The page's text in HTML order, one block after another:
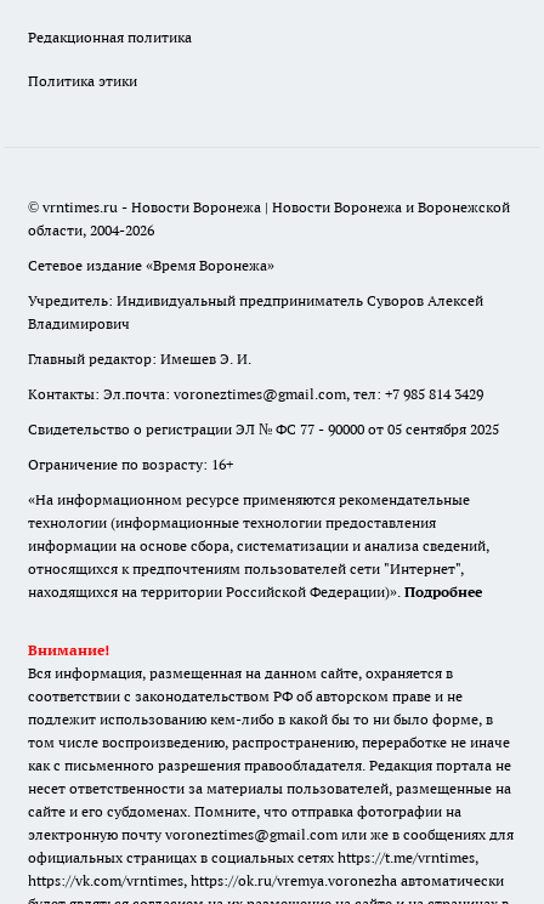
Редакционная политика
Политика этики
© vrntimes.ru - Новости Воронежа | Новости Воронежа и Воронежской
области, 2004-2026
Сетевое издание «Время Воронежа»
Учредитель: Индивидуальный предприниматель Суворов Алексей
Владимирович
Главный редактор: Имешев Э. И.
Контакты: Эл.почта: voroneztimes@gmail.com, тел: +7 985 814 3429
Свидетельство о регистрации ЭЛ № ФС 77 - 90000 от 05 сентября 2025
Ограничение по возрасту: 16+
«На информационном ресурсе применяются рекомендательные
технологии (информационные технологии предоставления
информации на основе сбора, систематизации и анализа сведений,
относящихся к предпочтениям пользователей сети "Интернет",
находящихся на территории Российской Федерации)». Подробнее
Внимание!
Вся информация, размещенная на данном сайте, охраняется в
соответствии с законодательством РФ об авторском праве и не
подлежит использованию кем-либо в какой бы то ни было форме, в
том числе воспроизведению, распространению, переработке не иначе
как с письменного разрешения правообладателя. Редакция портала не
несет ответственности за материалы пользователей, размещенные на
сайте и его субдоменах. Помните, что отправка фотографии на
электронную почту voroneztimes@gmail.com или же в сообщениях для
официальных страницах в социальных сетях https://t.me/vrntimes,
https://vk.com/vrntimes, https://ok.ru/vremya.voronezha автоматически